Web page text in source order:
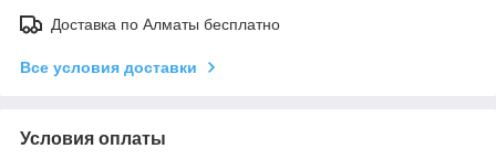
Доставка по Алматы бесплатно
Все условия доставки
Условия оплаты